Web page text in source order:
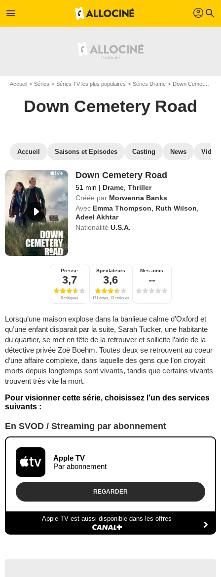
menu profil search
Accueil Séries Séries TV les plus populaires Séries Drame Down Cemetery Road
Down Cemetery Road
Accueil Saisons et Episodes Casting News
Down Cemetery Road
51 min | Drame ,Thriller
Créée par Morwenna Banks
Avec Emma Thompson Ruth Wilson
Adeel Akhtar
Nationalité U.S.A.
Presse
3,7
6 critiques
Spectateurs
3,6
171 notes, 13 critiques
Mes amis
--
Lorsqu’une maison explose dans la banlieue calme d’Oxford et
qu’une enfant disparait par la suite, Sarah Tucker, une habitante
du quartier, se met en tête de la retrouver et sollicite l’aide de la
détective privée Zoë Boehm. Toutes deux se retrouvent au coeur
d’une affaire complexe, dans laquelle des gens que l’on croyait
morts depuis longtemps sont vivants, tandis que certains vivants
trouvent très vite la mort.
Pour visionner cette série, choisissez l'un des services
suivants :
En SVOD / Streaming par abonnement
Apple TV
Par abonnement
REGARDER
Apple TV est aussi disponible dans les offres